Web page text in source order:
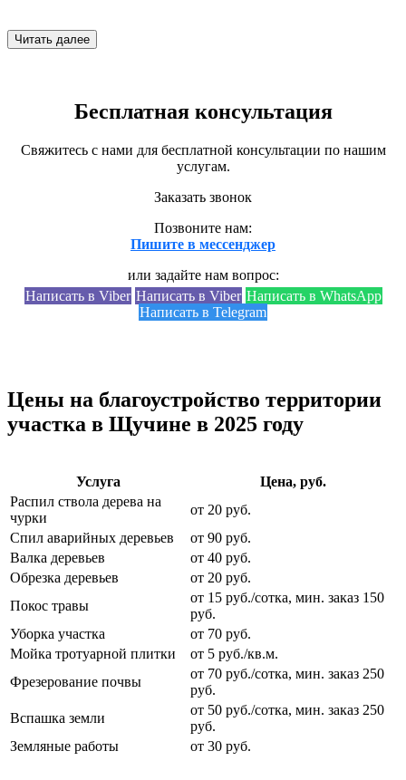
Читать далее
Бесплатная консультация
Свяжитесь с нами для бесплатной консультации по нашим
услугам.
Заказать звонок
Позвоните нам:
Пишите в мессенджер
или задайте нам вопрос:
Написать в Viber Написать в Viber Написать в WhatsApp
Написать в Telegram
Цены на благоустройство территории
участка в Щучине в 2025 году
Услуга
Цена, руб.
Распил ствола дерева на
чурки
от 20 руб.
Спил аварийных деревьев
от 90 руб.
Валка деревьев
от 40 руб.
Обрезка деревьев
от 20 руб.
Покос травы
от 15 руб./сотка, мин. заказ 150
руб.
Уборка участка
от 70 руб.
Мойка тротуарной плитки
от 5 руб./кв.м.
Фрезерование почвы
от 70 руб./сотка, мин. заказ 250
руб.
Вспашка земли
от 50 руб./сотка, мин. заказ 250
руб.
Земляные работы
от 30 руб.